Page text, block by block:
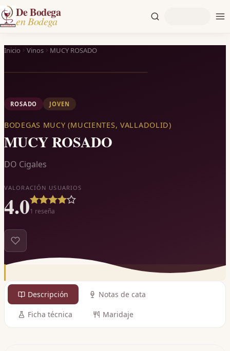
De Bodega
en Bodega
Inicio Vinos MUCY ROSADO
ROSADO JOVEN
BODEGAS MUCY (MUCIENTES, VALLADOLID)
MUCY ROSADO
DO Cigales
VALORACIÓN USUARIOS
4.01 reseña
Descripción Notas de cata
Ficha técnica Maridaje